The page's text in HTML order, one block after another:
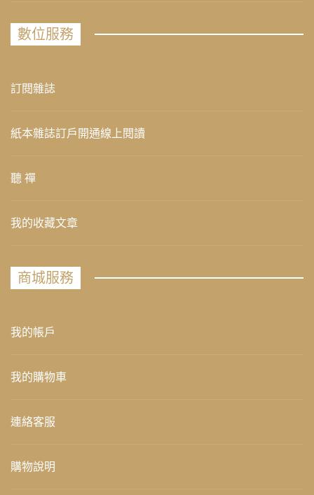
數位服務
訂閱雜誌
紙本雜誌訂戶開通線上閱讀
聽 禪
我的收藏文章
商城服務
我的帳戶
我的購物車
連絡客服
購物說明